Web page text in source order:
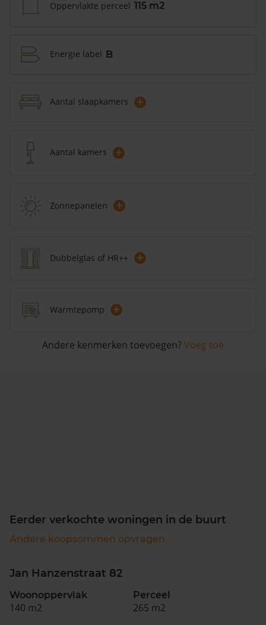
Oppervlakte perceel 115 m2
Energie label B
Aantal slaapkamers +
Aantal kamers +
Zonnepanelen +
Dubbelglas of HR++ +
Warmtepomp +
Andere kenmerken toevoegen? Voeg toe
Eerder verkochte woningen in de buurt
Andere koopsommen opvragen
Jan Hanzenstraat 82
Woonoppervlak
140 m2
Perceel
265 m2